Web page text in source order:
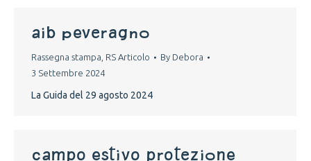
aib peveragno
Rassegna stampa RS Articolo By Debora
3 Settembre 2024
La Guida del 29 agosto 2024
campo estivo protezione